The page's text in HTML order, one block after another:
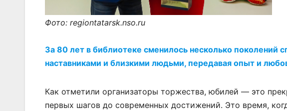
Фото: regiontatarsk.nso.ru
За 80 лет в библиотеке сменилось несколько поколений
наставниками и близкими людьми, передавая опыт и
Как отметили организаторы торжества, юбилей — это
первых шагов до современных достижений. Это время,